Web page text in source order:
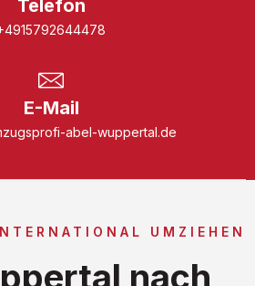
Telefon
E-Mail
abel-wuppertal.de
UMZIEHEN
nach